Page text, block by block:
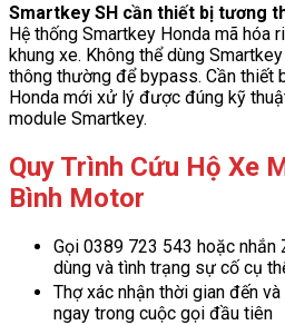
Smartkey SH cần thiết bị tương
Hệ thống Smartkey Honda mã hóa
khung xe. Không thể dùng
thông thường để bypass. Cần thiết
Honda mới xử lý được đúng kỹ
module Smartkey.
Quy Trình Cứu Hộ Xe
Bình Motor
Gọi 0389 723 543 hoặc nhắn
dùng và tình trạng sự cố cụ
Thợ xác nhận thời gian đến
ngay trong cuộc gọi đầu tiên